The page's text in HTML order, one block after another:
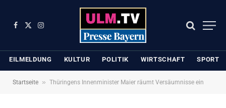
Facebook
X
Instagram
EILMELDUNG KULTUR POLITIK WIRTSCHAFT SPORT
Startseite » Thüringens Innenminister Maier räumt Versäumnisse ein